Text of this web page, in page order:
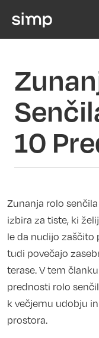
10
Zunanja rolo
izbira za tiste, ki
le da nudijo zaščito
tudi povečajo
terase. V tem
prednosti rolo
k večjemu udobju
prostora.